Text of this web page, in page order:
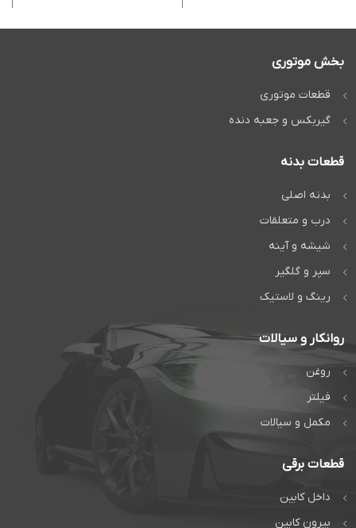
بخش موتوری
قطعات موتوری
گیربکس و جعبه دنده
قطعات بدنه
بدنه اصلی
درب و متعلقات
شیشه و آینه
سپر و گلگیر
رینگ و لاستیک
روانکار و سیالات
روغن
فیلتر
مکمل و سیالات
قطعات برقی
داخل کابین
بیرون کابین